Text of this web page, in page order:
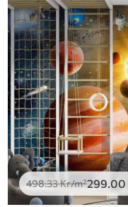
498.33Kr/m²299.00